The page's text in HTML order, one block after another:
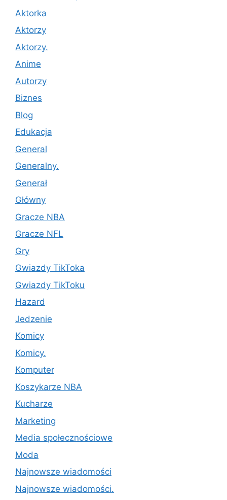
Aktorka
Aktorzy
Aktorzy.
Anime
Autorzy
Biznes
Blog
Edukacja
General
Generalny.
Generał
Główny
Gracze NBA
Gracze NFL
Gry
Gwiazdy TikToka
Gwiazdy TikToku
Hazard
Jedzenie
Komicy
Komicy.
Komputer
Koszykarze NBA
Kucharze
Marketing
Media społecznościowe
Moda
Najnowsze wiadomości
Najnowsze wiadomości.